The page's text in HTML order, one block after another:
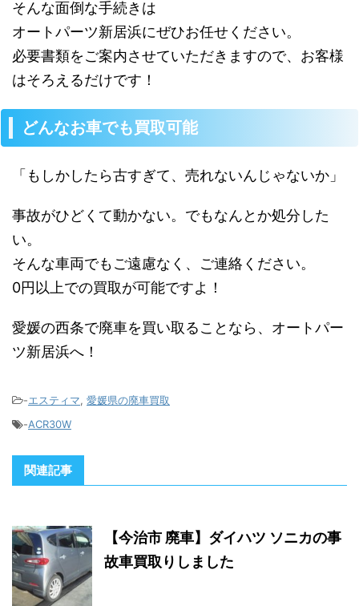
そんな面倒な手続きは
オートパーツ新居浜にぜひお任せください。
必要書類をご案内させていただきますので、お客様
はそろえるだけです！
どんなお車でも買取可能
「もしかしたら古すぎて、売れないんじゃないか」
事故がひどくて動かない。でもなんとか処分した
い。
そんな車両でもご遠慮なく、ご連絡ください。
0円以上での買取が可能ですよ！
愛媛の西条で廃車を買い取ることなら、オートパー
ツ新居浜へ！
-エスティマ, 愛媛県の廃車買取
-ACR30W
関連記事
【今治市 廃車】ダイハツ ソニカの事
故車買取りしました